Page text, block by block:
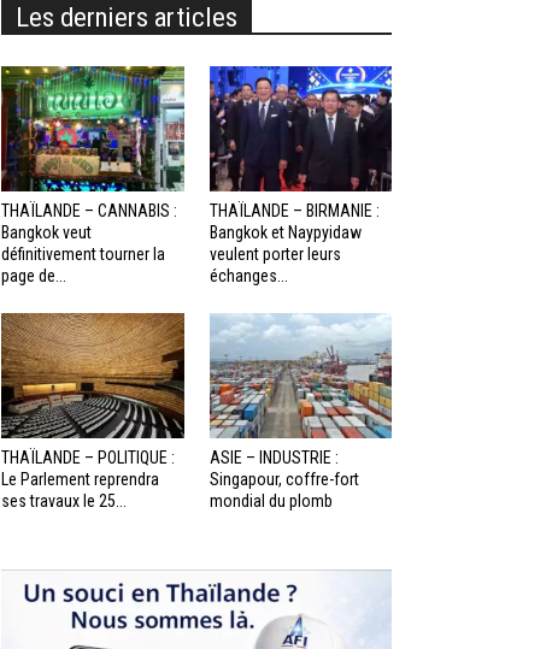
Les derniers articles
THAÏLANDE – CANNABIS :
Bangkok veut
définitivement tourner la
page de...
THAÏLANDE – BIRMANIE :
Bangkok et Naypyidaw
veulent porter leurs
échanges...
THAÏLANDE – POLITIQUE :
Le Parlement reprendra
ses travaux le 25...
ASIE – INDUSTRIE :
Singapour, coffre-fort
mondial du plomb